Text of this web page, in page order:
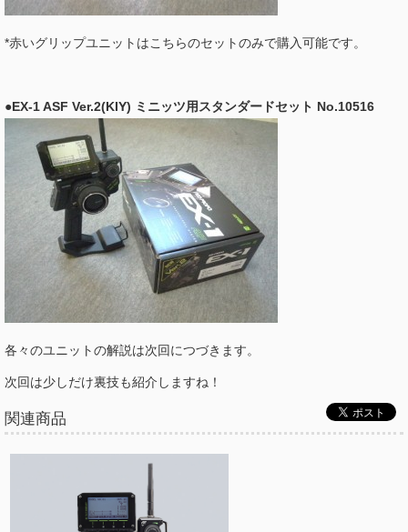
*赤いグリップユニットはこちらのセットのみで購入可能です。
●EX-1 ASF Ver.2(KIY) ミニッツ用スタンダードセット No.10516
各々のユニットの解説は次回につづきます。
次回は少しだけ裏技も紹介しますね！
関連商品